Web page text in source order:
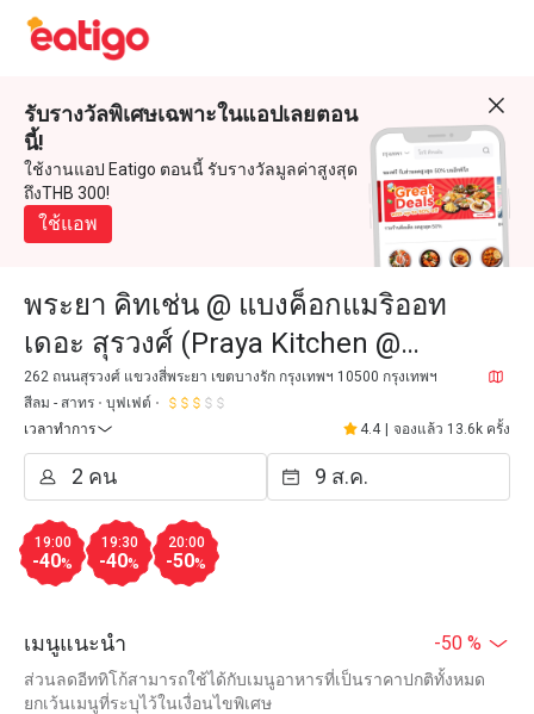
รับรางวัลพิเศษเฉพาะในแอปเลยตอน
นี้!
ใช้งานแอป Eatigo ตอนนี้ รับรางวัลมูลค่าสูงสุด
ถึงTHB 300!
ใช้แอพ
พระยา คิทเช่น @ แบงค็อกแมริออท
เดอะ สุรวงศ์ (Praya Kitchen @
Bangkok Marriott Hotel The
Surawongse)
262 ถนนสุรวงศ์ แขวงสี่พระยา เขตบางรัก กรุงเทพฯ 10500 กรุงเทพฯ
สีลม - สาทร
บุฟเฟต์
เวลาทำการ
4.4 จองแล้ว 13.6k ครั้ง
19:00
-40%
19:30
-40%
20:00
-50%
เมนูแนะนำ -50 %
ส่วนลดอีททิโก้สามารถใช้ได้กับเมนูอาหารที่เป็นราคาปกติทั้งหมด
ยกเว้นเมนูที่ระบุไว้ในเงื่อนไขพิเศษ